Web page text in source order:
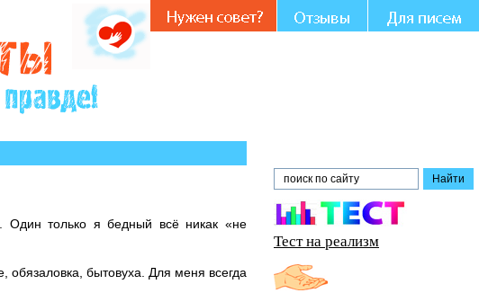
только я бедный всё никак «не
бытовуха. Для меня всегда
Тест на реализм